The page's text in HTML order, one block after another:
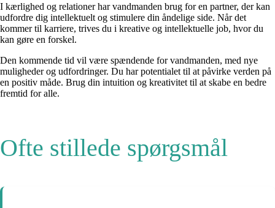
I kærlighed og relationer har vandmanden brug for en partner, der kan
udfordre dig intellektuelt og stimulere din åndelige side. Når det
kommer til karriere, trives du i kreative og intellektuelle job, hvor du
kan gøre en forskel.
Den kommende tid vil være spændende for vandmanden, med nye
muligheder og udfordringer. Du har potentialet til at påvirke verden på
en positiv måde. Brug din intuition og kreativitet til at skabe en bedre
fremtid for alle.
Ofte stillede spørgsmål